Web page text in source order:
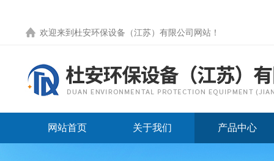
欢迎来到 杜安环保设备（江苏）有限公司网站 ！
网站首页 关于我们 产品中心